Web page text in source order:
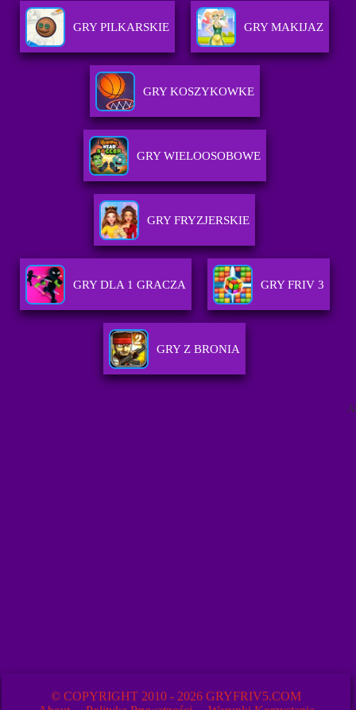
GRY PILKARSKIE GRY MAKIJAZ
GRY KOSZYKOWKE
GRY WIELOOSOBOWE
GRY FRYZJERSKIE
GRY DLA 1 GRACZA GRY FRIV 3
GRY Z BRONIA
© COPYRIGHT 2010 - 2026 GRYFRIV5.COM